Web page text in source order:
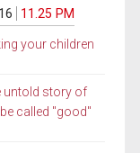
11.25 PM
your children
untold story of
called "good"